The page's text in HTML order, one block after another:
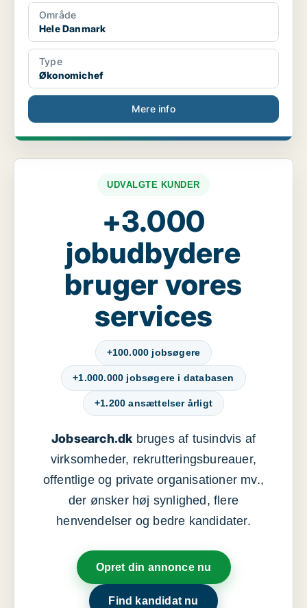
Område
Hele Danmark
Type
Økonomichef
Mere info
UDVALGTE KUNDER
+3.000
jobudbydere
bruger vores
services
+100.000 jobsøgere
+1.000.000 jobsøgere i databasen
+1.200 ansættelser årligt
Jobsearch.dkbruges af tusindvis af
virksomheder, rekrutteringsbureauer,
offentlige og private organisationer mv.,
der ønsker høj synlighed, flere
henvendelser og bedre kandidater.
Opret din annonce nu
Find kandidat nu